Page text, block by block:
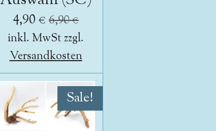
4,90 € 6,90 €
inkl. MwSt zzgl.
Versandkosten
Sale!